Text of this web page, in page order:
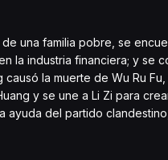
una familia pobre, se
la industria financiera; y se
la muerte de Wu Ru
y se une a Li Zi para
del partido